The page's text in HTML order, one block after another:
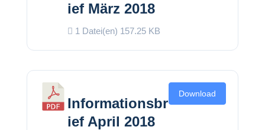
ief März 2018
1 Datei(en) 157.25 KB
Informationsbr
ief April 2018
Download